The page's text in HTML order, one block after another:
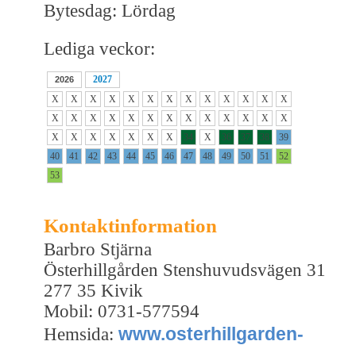
Bytesdag: Lördag
Lediga veckor:
2026
2027
X
X X X X X X X X X X X
X
X
X X X X X X X X X X X
X
X
X X X X X X 34 X 36 37 38
39
40
41 42 43 44 45 46 47 48 49 50 51
52
53
Kontaktinformation
Barbro Stjärna
Österhillgården Stenshuvudsvägen 31
277 35 Kivik
Mobil: 0731-577594
Hemsida: www.osterhillgarden-